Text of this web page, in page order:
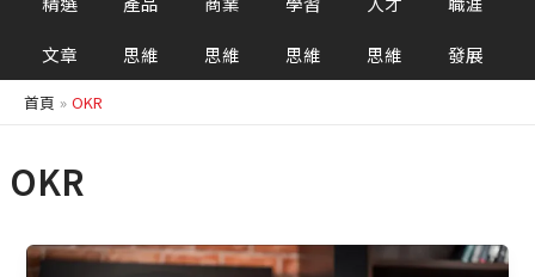
文章 思維 思維 思維 思維 發展
首頁 OKR
OKR
從